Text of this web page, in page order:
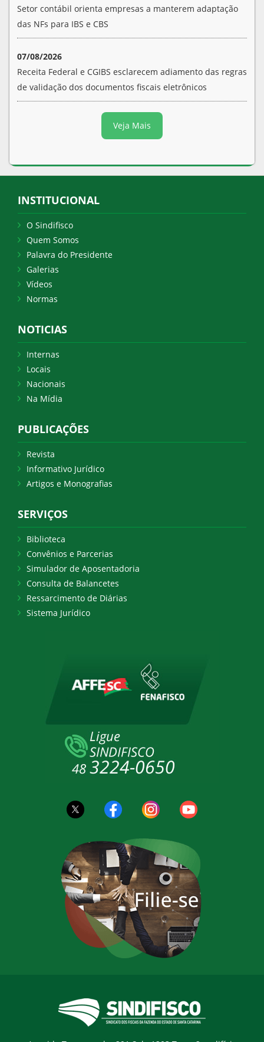
Setor contábil orienta empresas a manterem adaptação
das NFs para IBS e CBS
07/08/2026
Receita Federal e CGIBS esclarecem adiamento das regras
de validação dos documentos fiscais eletrônicos
Veja Mais
INSTITUCIONAL
O Sindifisco
Quem Somos
Palavra do Presidente
Galerias
Vídeos
Normas
NOTICIAS
Internas
Locais
Nacionais
Na Mídia
PUBLICAÇÕES
Revista
Informativo Jurídico
Artigos e Monografias
SERVIÇOS
Biblioteca
Convênios e Parcerias
Simulador de Aposentadoria
Consulta de Balancetes
Ressarcimento de Diárias
Sistema Jurídico